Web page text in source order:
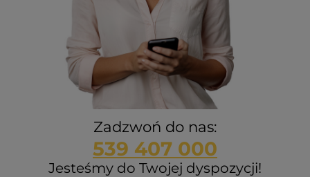
Zadzwoń do nas:
539 407 000
Jesteśmy do Twojej dyspozycji!